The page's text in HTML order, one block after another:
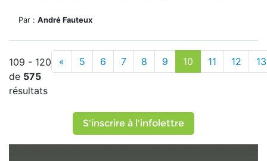
Par : André Fauteux
109 - 120
de 575
résultats
« 5 6 7 8 9 10 11 12 13
S'inscrire à l'infolettre